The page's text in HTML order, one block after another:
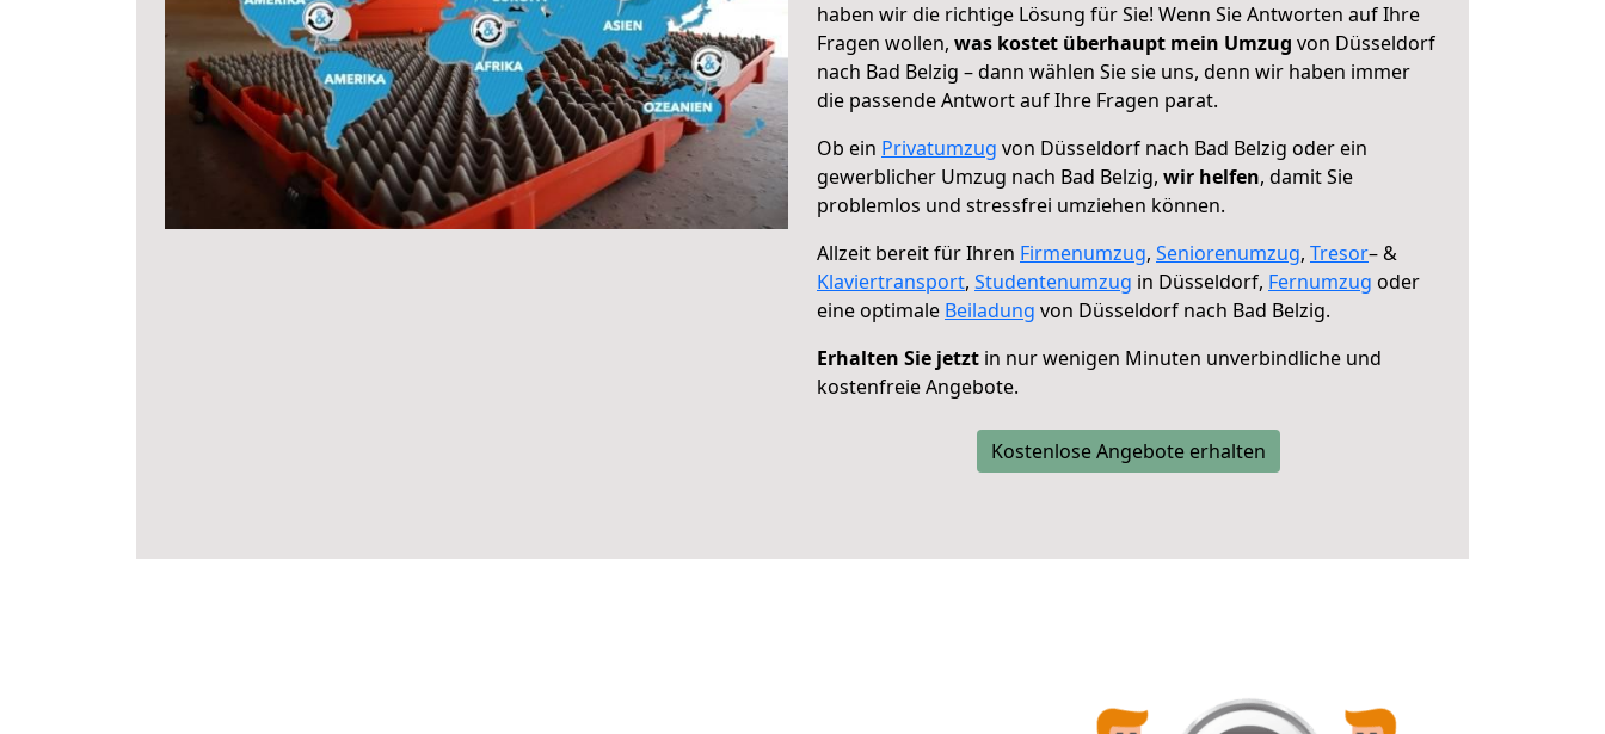
haben wir die richtige Lösung für Sie! Wenn Sie Antworten auf Ihre
Fragen wollen, was kostet überhaupt mein Umzug von Düsseldorf
nach Bad Belzig – dann wählen Sie sie uns, denn wir haben immer
die passende Antwort auf Ihre Fragen parat.
Ob ein Privatumzug von Düsseldorf nach Bad Belzig oder ein
gewerblicher Umzug nach Bad Belzig, wir helfen, damit Sie
problemlos und stressfrei umziehen können.
Allzeit bereit für Ihren Firmenumzug, Seniorenumzug, Tresor– &
Klaviertransport, Studentenumzug in Düsseldorf, Fernumzug oder
eine optimale Beiladung von Düsseldorf nach Bad Belzig.
Erhalten Sie jetzt in nur wenigen Minuten unverbindliche und
kostenfreie Angebote.
Kostenlose Angebote erhalten